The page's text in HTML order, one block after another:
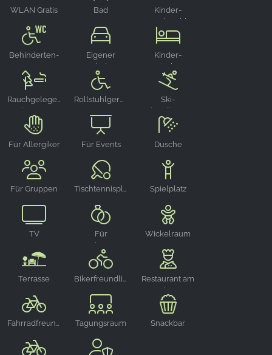
WLAN Gratis Bad
Kinder-
Hochstuhl
Behinderten-
Eigener
Parkplatz
Kinder-
Reisebett
Rauchgelegenheit
draußen
Rollstuhlgerecht
Ski-
Abstellraum
Für Allergiker
geeignet
Für Events
geeignet
Dusche
Für Gruppen
geeignet
Tischtennisplatte Spielplatz
TV
Für
Hochzeiten
geeignet
Wickelraum
Terrasse
Restaurant am
Platz
Fahrradfreundlich Tagungsraum Snackbar
Name:
Google LLC
Zweck:
Erhebung von Statistiken zur Website-Nutzung
Cookie Laufzeit:
24 Stunden - 2 Jahre
EXTERNE MEDIEN
Um Inhalte von Videoplattformen und Social Media
Plattformen anzeigen zu können, werden von
diesen externen Medien Cookies gesetzt.